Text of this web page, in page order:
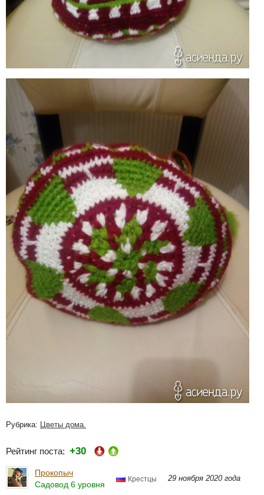
Рубрика: Цветы дома.
Рейтинг поста: +30
Прокопыч
Садовод 6 уровня
Крестцы 29 ноября 2020 года